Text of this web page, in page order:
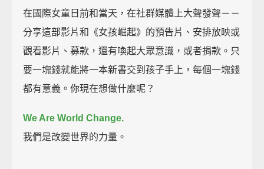
在國際女童日前和當天，在社群媒體上大聲發聲－－
分享這部影片和《女孩崛起》的預告片、安排放映或
觀看影片、募款，還有喚起大眾意識，或者捐款。只
要一塊錢就能將一本新書交到孩子手上，每個一塊錢
都有意義。你現在想做什麼呢？
We Are World Change.
我們是改變世界的力量。